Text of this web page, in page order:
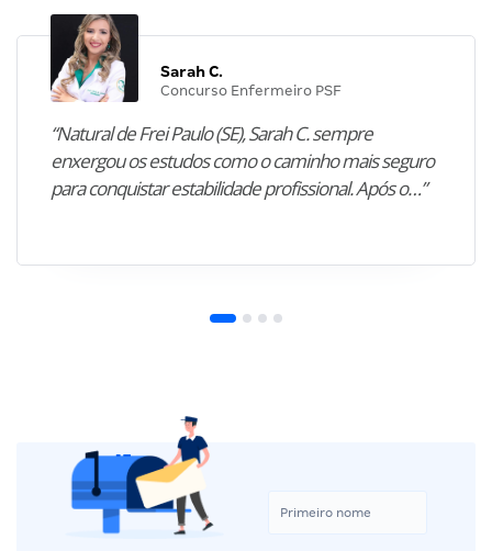
Sarah C.
Concurso Enfermeiro PSF
“Natural de Frei Paulo (SE), Sarah C. sempre
enxergou os estudos como o caminho mais seguro
para conquistar estabilidade profissional. Após o…”